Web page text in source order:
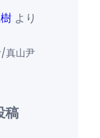
より
真山尹
稿